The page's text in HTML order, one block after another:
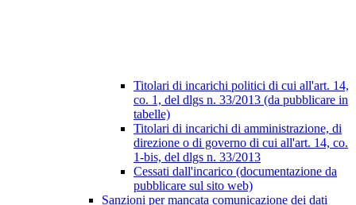
Titolari di incarichi politici di cui all'art. 14,
co. 1, del dlgs n. 33/2013 (da pubblicare in
tabelle)
Titolari di incarichi di amministrazione, di
direzione o di governo di cui all'art. 14, co.
1-bis, del dlgs n. 33/2013
Cessati dall'incarico (documentazione da
pubblicare sul sito web)
Sanzioni per mancata comunicazione dei dati